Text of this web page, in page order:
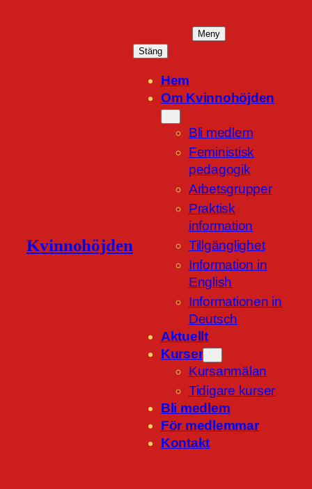
Kvinnohöjden
Meny
Stäng
Hem
Om Kvinnohöjden
Bli medlem
Feministisk
pedagogik
Arbetsgrupper
Praktisk
information
Tillgänglighet
Information in
English
Informationen in
Deutsch
Aktuellt
Kurser
Kursanmälan
Tidigare kurser
Bli medlem
För medlemmar
Kontakt